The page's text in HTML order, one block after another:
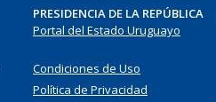
PRESIDENCIA DE LA REPÚBLICA
Portal del Estado Uruguayo
Condiciones de Uso
Política de Privacidad